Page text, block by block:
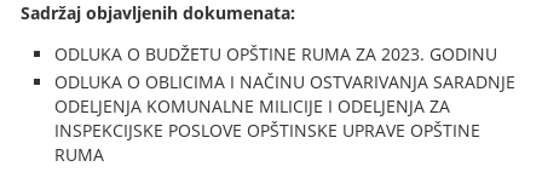
Sadržaj objavljenih dokumenata:
ODLUKA O BUDŽETU OPŠTINE RUMA ZA 2023. GODINU
ODLUKA O OBLICIMA I NAČINU OSTVARIVANJA SARADNJE
ODELJENJA KOMUNALNE MILICIJE I ODELJENJA ZA
INSPEKCIJSKE POSLOVE OPŠTINSKE UPRAVE OPŠTINE
RUMA